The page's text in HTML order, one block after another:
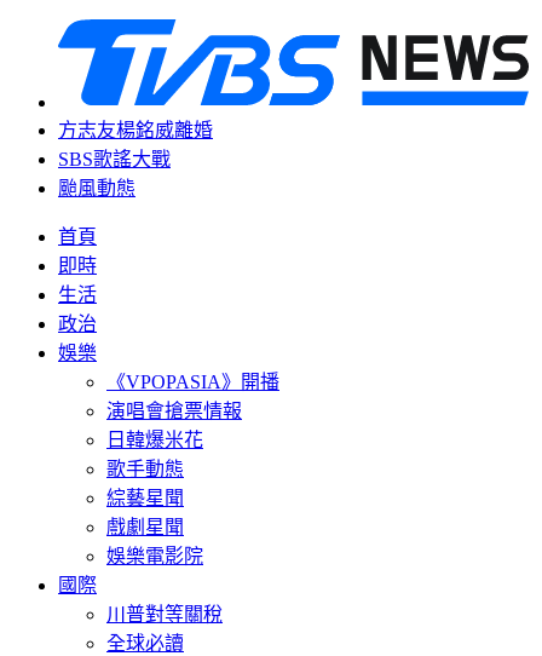
方志友楊銘威離婚
SBS歌謠大戰
颱風動態
首頁
即時
生活
政治
娛樂
《VPOPASIA》開播
演唱會搶票情報
日韓爆米花
歌手動態
綜藝星聞
戲劇星聞
娛樂電影院
國際
川普對等關稅
全球必讀